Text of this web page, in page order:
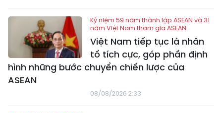
Kỷ niệm 59 năm thành lập ASEAN và 31
năm Việt Nam tham gia ASEAN:
Việt Nam tiếp tục là nhân
tố tích cực, góp phần định
hình những bước chuyển chiến lược của
ASEAN
08/08/2026 2:33